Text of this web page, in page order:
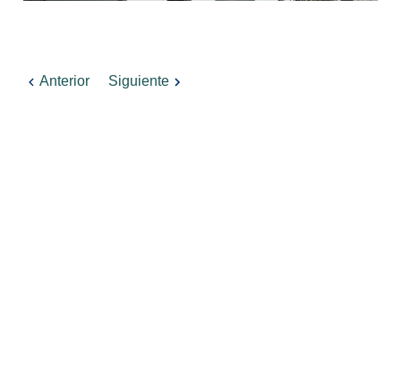
Anterior Siguiente